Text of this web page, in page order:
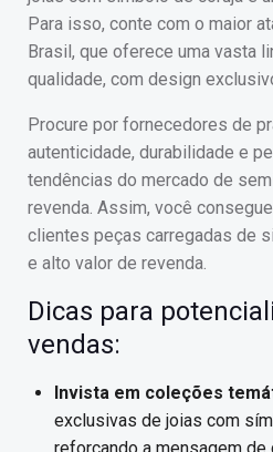
Para isso, conte com o maior
Brasil, que oferece uma vasta
qualidade, com design
Procure por fornecedores de
autenticidade, durabilidade e
tendências do mercado de
revenda. Assim, você
clientes peças carregadas de
e alto valor de revenda.
Dicas para
vendas:
Invista em coleções
exclusivas de joias com